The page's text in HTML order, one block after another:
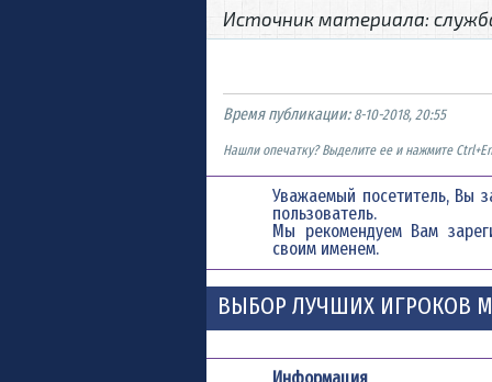
Источник материала:
Время публикации:8-10-2018, 20:55
Нашли опечатку? Выделите ее и нажмите
Уважаемый посетитель, Вы
пользователь.
Мы рекомендуем Вам
своим именем.
ВЫБОР ЛУЧШИХ ИГРОКОВ